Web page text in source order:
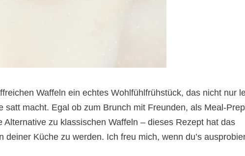
Waffeln ein echtes Wohlfühlfrühstück, das nicht nur
satt macht. Egal ob zum Brunch mit Freunden, als Meal-
Alternative zu klassischen Waffeln – dieses Rezept hat das
deiner Küche zu werden. Ich freu mich, wenn du’s